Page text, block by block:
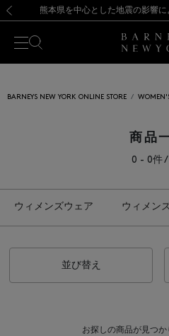
熊本県を中心とした地震の影響
【開催中】SUMMER
BARNEYS NEW YORK ONLINE STORE
商品
0 - 0件 /
ウィメンズウェア ウィメン
並び替え
お探しの商品が見つか